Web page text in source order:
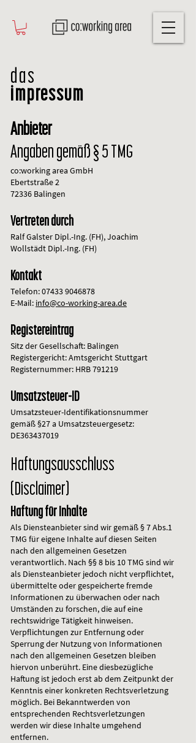
das
impressum
Anbieter
Angaben gemäß § 5 TMG
co:working area GmbH
Ebertstraße 2
72336 Balingen
Vertreten durch
Ralf Galster Dipl.-Ing. (FH), Joachim
Wollstädt Dipl.-Ing. (FH)
Kontakt
Telefon:07433 9046878
E-Mail: info@co-working-area.de
Registereintrag
Sitz der Gesellschaft: Balingen
Registergericht: Amtsgericht Stuttgart
Registernummer: HRB 791219
Umsatzsteuer-ID
Umsatzsteuer-Identifikationsnummer
gemäß §27 a Umsatzsteuergesetz:
DE363437019
Haftungs­aus­schluss
(Disclaimer)
Haftung für Inhalte
Als Diensteanbieter sind wir gemäß § 7 Abs.1
TMG für eigene Inhalte auf diesen Seiten
nach den allgemeinen Gesetzen
verantwortlich. Nach §§ 8 bis 10 TMG sind wir
als Diensteanbieter jedoch nicht verpflichtet,
übermittelte oder gespeicherte fremde
Informationen zu überwachen oder nach
Umständen zu forschen, die auf eine
rechtswidrige Tätigkeit hinweisen.
Verpflichtungen zur Entfernung oder
Sperrung der Nutzung von Informationen
nach den allgemeinen Gesetzen bleiben
hiervon unberührt. Eine diesbezügliche
Haftung ist jedoch erst ab dem Zeitpunkt der
Kenntnis einer konkreten Rechtsverletzung
möglich. Bei Bekanntwerden von
entsprechenden Rechtsverletzungen
werden wir diese Inhalte umgehend
entfernen.